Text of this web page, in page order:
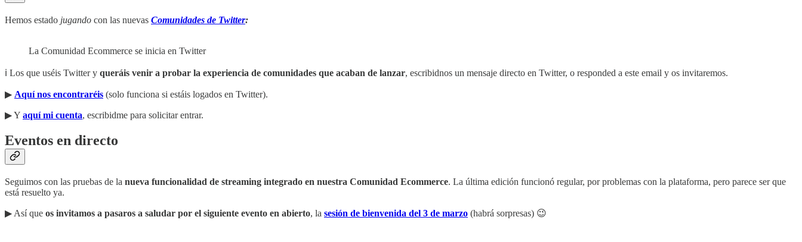
Hemos estado jugando con las nuevas Comunidades de Twitter:
La Comunidad Ecommerce se inicia en Twitter
ℹ️ Los que uséis Twitter y queráis venir a probar la experiencia de comunidades que acaban de lanzar, escribidnos un mensaje directo en Twitter, o responded a este email y os invitaremos.
▶︎ Aquí nos encontraréis (solo funciona si estáis logados en Twitter).
▶︎ Y aquí mi cuenta, escribidme para solicitar entrar.
Eventos en directo
Seguimos con las pruebas de la nueva funcionalidad de streaming integrado en nuestra Comunidad Ecommerce. La última edición funcionó regular, por problemas con la plataforma, pero parece ser que
está resuelto ya.
▶︎ Así que os invitamos a pasaros a saludar por el siguiente evento en abierto, la sesión de bienvenida del 3 de marzo (habrá sorpresas) 😉